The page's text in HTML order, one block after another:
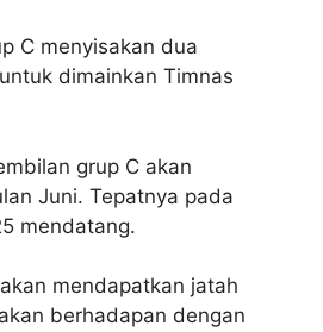
C menyisakan dua
dimainkan Timnas
grup C akan
Juni. Tepatnya pada
mendatang.
mendapatkan jatah
berhadapan dengan